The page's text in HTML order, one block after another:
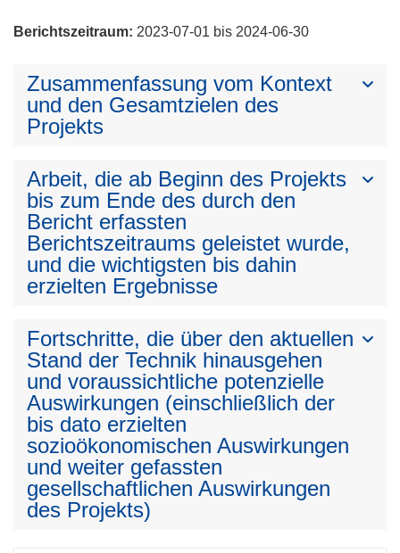
Berichtszeitraum: 2023-07-01 bis 2024-06-30
Zusammenfassung vom Kontext
und den Gesamtzielen des
Projekts
Arbeit, die ab Beginn des Projekts
bis zum Ende des durch den
Bericht erfassten
Berichtszeitraums geleistet wurde,
und die wichtigsten bis dahin
erzielten Ergebnisse
Fortschritte, die über den aktuellen
Stand der Technik hinausgehen
und voraussichtliche potenzielle
Auswirkungen (einschließlich der
bis dato erzielten
sozioökonomischen Auswirkungen
und weiter gefassten
gesellschaftlichen Auswirkungen
des Projekts)